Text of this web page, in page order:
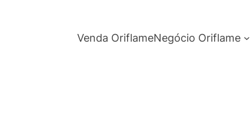
Venda OriflameNegócio Oriflame